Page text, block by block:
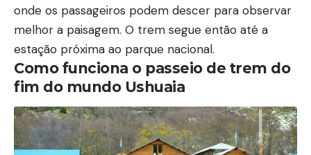
onde os passageiros podem descer para observar
melhor a paisagem. O trem segue então até a
estação próxima ao parque nacional.
Como funciona o passeio de trem do
fim do mundo Ushuaia